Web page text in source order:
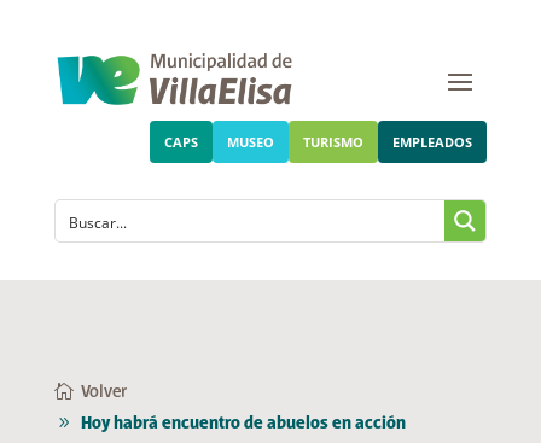
CAPS MUSEO TURISMO EMPLEADOS
Volver
Hoy habrá encuentro de abuelos en acción